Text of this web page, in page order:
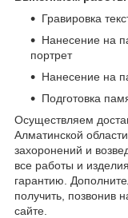
Гравировка
Нанесение на
портрет
Нанесение на
Подготовка
Осуществляем
Алматинской
захоронений и
все работы и
гарантию.
получить, позвонив
сайте.